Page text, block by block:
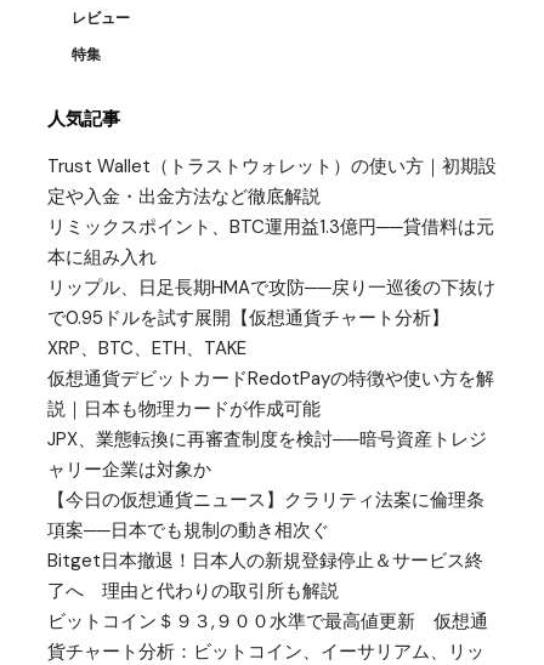
レビュー
特集
人気記事
Trust Wallet（トラストウォレット）の使い方｜初期設
定や入金・出金方法など徹底解説
リミックスポイント、BTC運用益1.3億円──貸借料は元
本に組み入れ
リップル、日足長期HMAで攻防──戻り一巡後の下抜け
で0.95ドルを試す展開【仮想通貨チャート分析】
XRP、BTC、ETH、TAKE
仮想通貨デビットカードRedotPayの特徴や使い方を解
説｜日本も物理カードが作成可能
JPX、業態転換に再審査制度を検討──暗号資産トレジ
ャリー企業は対象か
【今日の仮想通貨ニュース】クラリティ法案に倫理条
項案──日本でも規制の動き相次ぐ
Bitget日本撤退！日本人の新規登録停止＆サービス終
了へ 理由と代わりの取引所も解説
ビットコイン＄９３,９００水準で最高値更新 仮想通
貨チャート分析：ビットコイン、イーサリアム、リッ